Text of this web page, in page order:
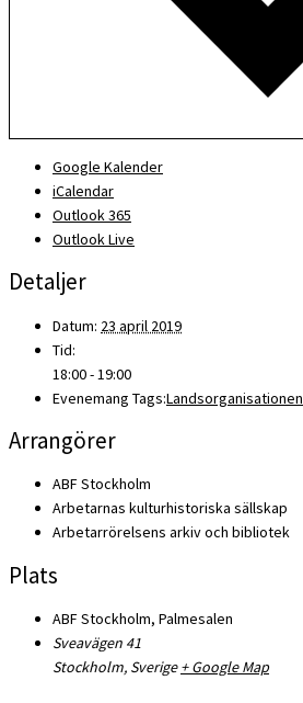
Google Kalender
iCalendar
Outlook 365
Outlook Live
Detaljer
Datum: 23 april 2019
Tid:
18:00 - 19:00
Evenemang Tags:Landsorganisationen
Arrangörer
ABF Stockholm
Arbetarnas kulturhistoriska sällskap
Arbetarrörelsens arkiv och bibliotek
Plats
ABF Stockholm, Palmesalen
Sveavägen 41
Stockholm, Sverige + Google Map